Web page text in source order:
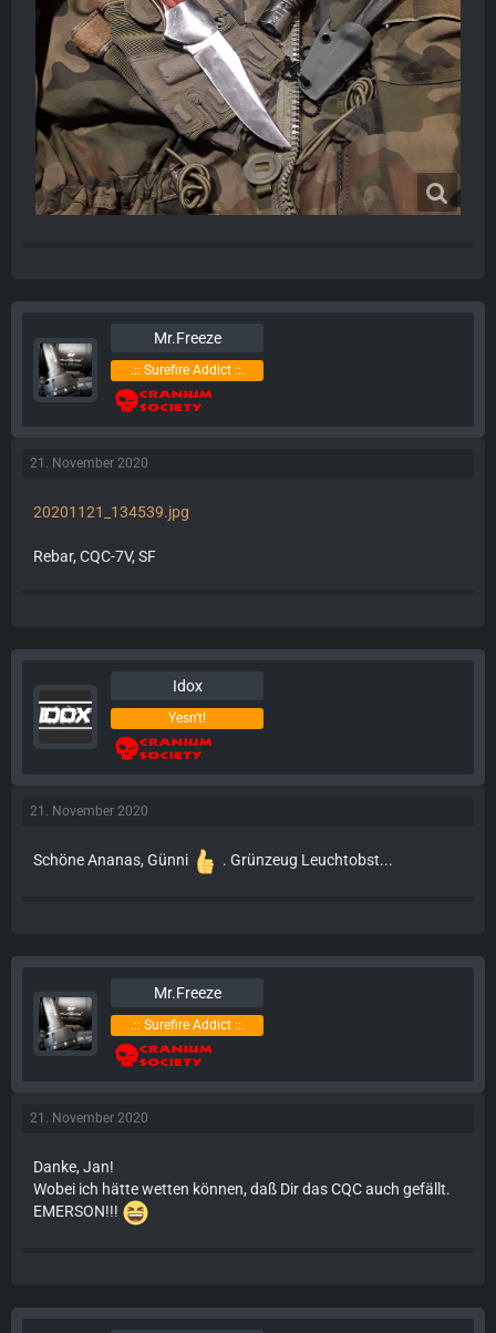
Mr.Freeze
.:: Surefire Addict ::.
21. November 2020
20201121_134539.jpg
Rebar, CQC-7V, SF
Idox
Yesn't!
21. November 2020
Schöne Ananas, Günni . Grünzeug Leuchtobst...
Mr.Freeze
.:: Surefire Addict ::.
21. November 2020
Danke, Jan!
Wobei ich hätte wetten können, daß Dir das CQC auch gefällt.
EMERSON!!!